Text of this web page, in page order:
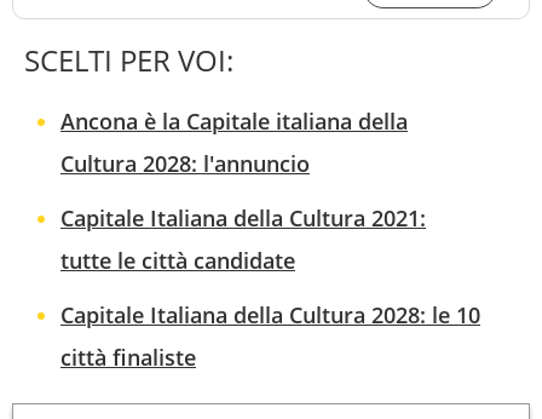
SCELTI PER VOI:
Ancona è la Capitale italiana della
Cultura 2028: l'annuncio
Capitale Italiana della Cultura 2021:
tutte le città candidate
Capitale Italiana della Cultura 2028: le 10
città finaliste